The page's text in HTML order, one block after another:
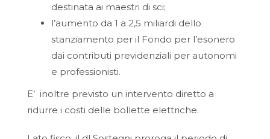
destinata ai maestri di sci;
l’aumento da 1 a 2,5 miliardi dello
stanziamento per il Fondo per l’esonero
dai contributi previdenziali per autonomi
e professionisti.
E’ inoltre previsto un intervento diretto a
ridurre i costi delle bollette elettriche.